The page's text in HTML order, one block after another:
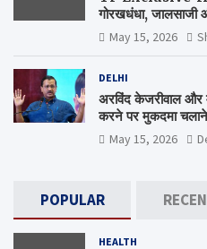
गोरखधंधा, जालसाजी
कब जागेगा ?
May 15, 2026
DELHI
अरविंद केजरीवाल और
करने पर मुकदमा
May 15, 2026
POPULAR
HEALTH